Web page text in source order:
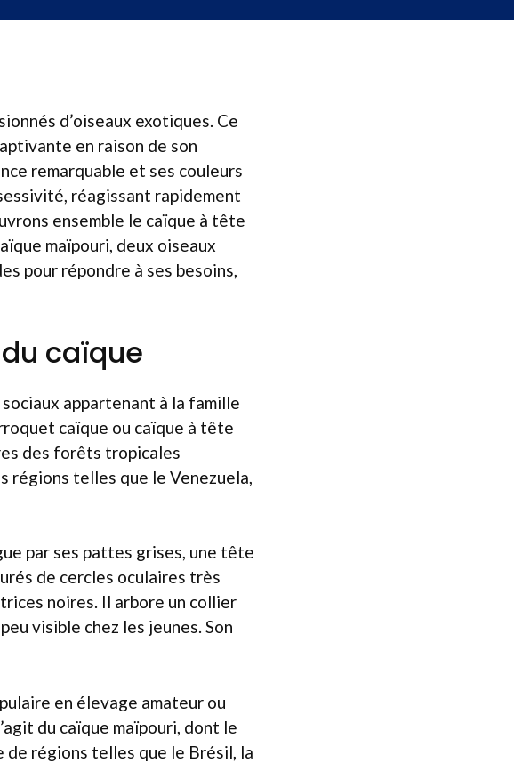
d’oiseaux exotiques. Ce
en raison de son
remarquable et ses couleurs
réagissant rapidement
ensemble le caïque à tête
maïpouri, deux oiseaux
pour répondre à ses besoins,
caïque
appartenant à la famille
caïque ou caïque à tête
des forêts tropicales
régions telles que le Venezuela,
par ses pattes grises, une tête
de cercles oculaires très
noires. Il arbore un collier
visible chez les jeunes. Son
en élevage amateur ou
du caïque maïpouri, dont le
régions telles que le Brésil, la